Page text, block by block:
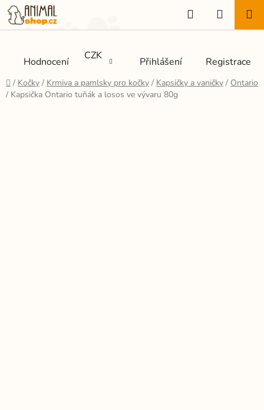
Přejít
na
obsah
Hodnocení CZK Přihlášení Registrace
Hledat
KOŠÍK
Domů
/ Kočky / Krmiva a pamlsky pro kočky / Kapsičky a vaničky / Ontario
/ Kapsička Ontario tuňák a losos ve vývaru 80g